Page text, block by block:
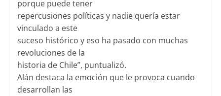
porque puede tener
repercusiones políticas y nadie quería estar
vinculado a este
suceso histórico y eso ha pasado con muchas
revoluciones de la
historia de Chile”, puntualizó.
Alán destaca la emoción que le provoca cuando
desarrollan las